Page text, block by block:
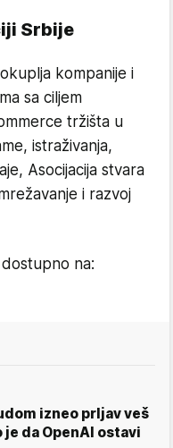
Srbije
kompanije i
sa ciljem
tržišta u
istraživanja,
Asocijacija stvara
i razvoj
na:
izneo prljav veš
je da OpenAI ostavi